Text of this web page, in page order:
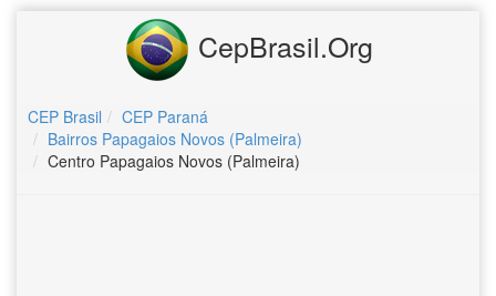
CepBrasil.Org
CEP Brasil
CEP Paraná
Bairros Papagaios Novos (Palmeira)
Centro Papagaios Novos (Palmeira)